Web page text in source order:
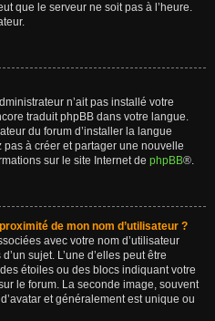
que le serveur ne soit pas à l’heure.
n’ait pas installé votre
traduit phpBB dans votre langue.
du forum d’installer la langue
pas à créer et partager une nouvelle
sur le site Internet de phpBB®.
de mon nom d’utilisateur ?
avec votre nom d’utilisateur
sujet. L’une d’elles peut être
étoiles ou des blocs indiquant votre
le forum. La seconde image, souvent
et généralement est unique ou